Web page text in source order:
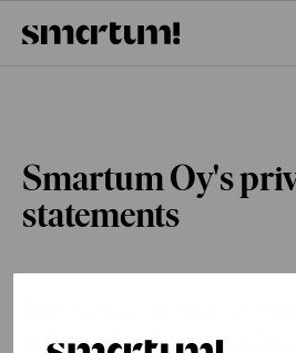
Smartum Oy's
statements
and Voucher Customer